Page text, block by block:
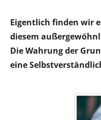
Eigentlich finden wir
diesem
Die Wahrung der
eine